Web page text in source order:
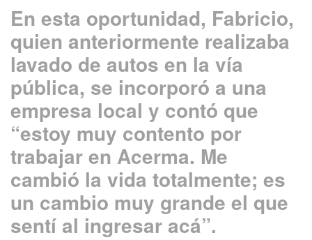
En esta oportunidad, Fabricio,
quien anteriormente realizaba
lavado de autos en la vía
pública, se incorporó a una
empresa local y contó que
“estoy muy contento por
trabajar en Acerma. Me
cambió la vida totalmente; es
un cambio muy grande el que
sentí al ingresar acá”.